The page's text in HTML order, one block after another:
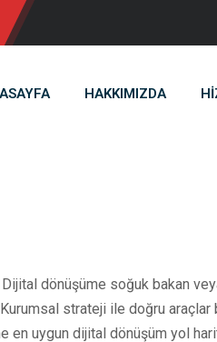
HAKKIMIZDA
dönüşüme soğuk bakan
strateji ile doğru araçlar
uygun dijital dönüşüm yol